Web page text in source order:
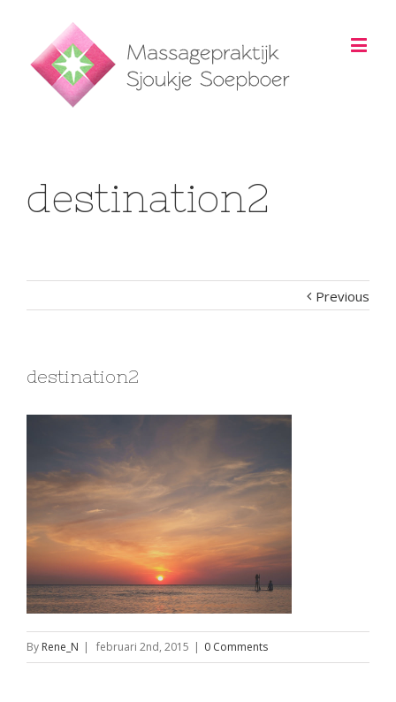
destination2
Previous
destination2
By Rene_N | februari 2nd, 2015 | 0 Comments